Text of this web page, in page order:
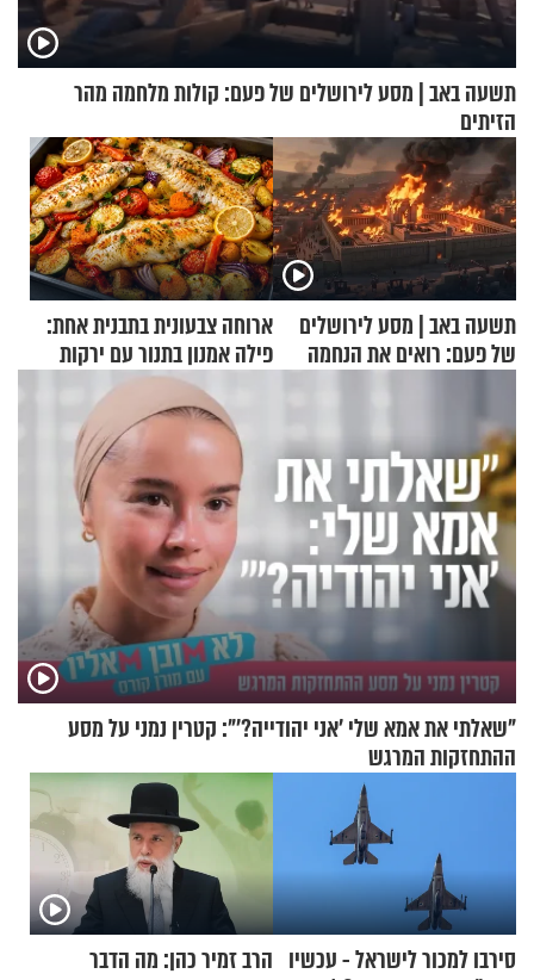
תשעה באב | מסע לירושלים של פעם: קולות מלחמה מהר
הזיתים
תשעה באב | מסע לירושלים
של פעם: רואים את הנחמה
ארוחה צבעונית בתבנית אחת:
פילה אמנון בתנור עם ירקות
"שאלתי את אמא שלי 'אני יהודייה?'": קטרין נמני על מסע
ההתחזקות המרגש
סירבו למכור לישראל - עכשיו הרב זמיר כהן: מה הדבר